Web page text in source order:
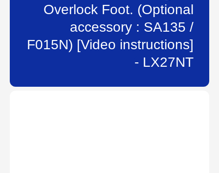
Overlock Foot. (Optional
accessory : SA135 /
F015N) [Video instructions]
- LX27NT